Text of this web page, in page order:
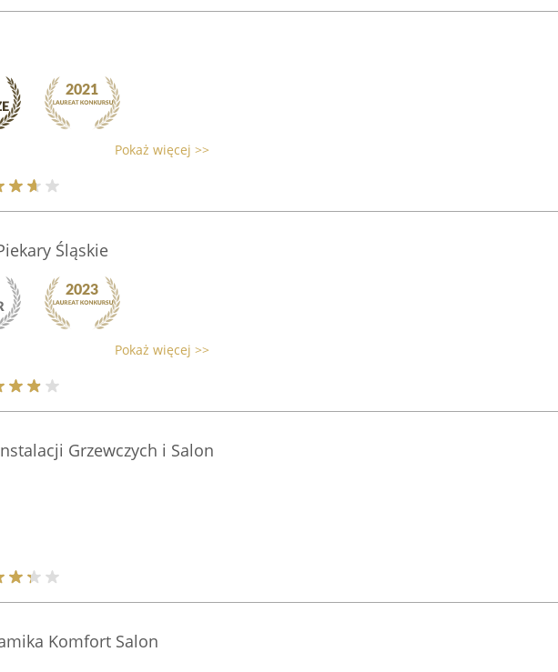
Pokaż więcej >>
Śląskie
Pokaż więcej >>
Grzewczych i Salon
Komfort Salon